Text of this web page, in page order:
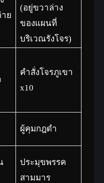
ย
(อยู่ขวาล่าง
ของแผนที่
บริเวณรังโจร)
คำสั่งโจรภูเขา
x10
ผู้คุมกฎดำ
ประมุขพรรค
สามมาร